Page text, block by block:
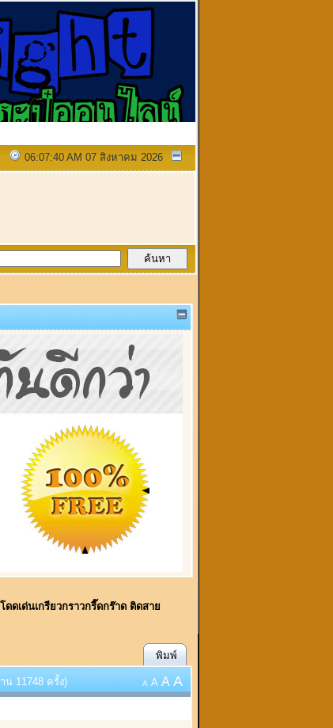
06:07:40 AM 07 สิงหาคม 2026
ดเด่นเกรียวกราวกรี๊ดกร๊าด ติดสาย
พิมพ์
11748 ครั้ง) A A A A